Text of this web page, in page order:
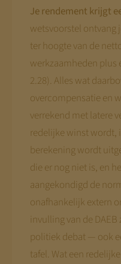
Je rendement krijgt
wetsvoorstel ontvang
ter hoogte van de
werkzaamheden
2.28). Alles wat
overcompensatie en
verrekend met latere
redelijke winst wordt,
berekening wordt
die er nog niet is, en
aangekondigd de
onafhankelijk extern
invulling van de
politiek debat — ook
tafel. Wat een